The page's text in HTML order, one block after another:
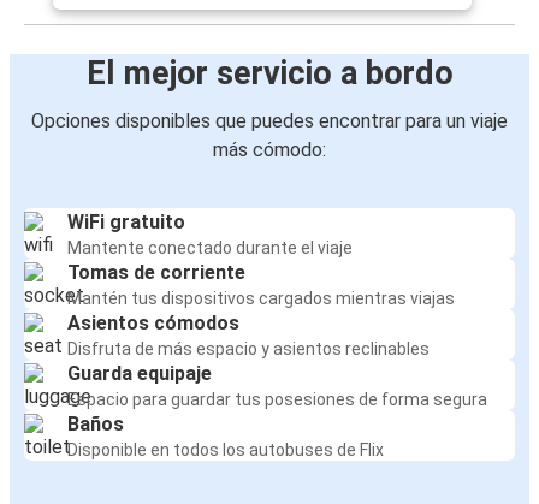
El mejor servicio a bordo
Opciones disponibles que puedes encontrar para un viaje
más cómodo:
WiFi gratuito
Mantente conectado durante el viaje
Tomas de corriente
Mantén tus dispositivos cargados mientras viajas
Asientos cómodos
Disfruta de más espacio y asientos reclinables
Guarda equipaje
Espacio para guardar tus posesiones de forma segura
Baños
Disponible en todos los autobuses de Flix